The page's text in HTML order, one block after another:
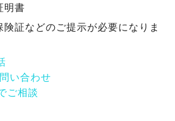
明書
証などのご提示が必要になりま
い合わせ
ご相談